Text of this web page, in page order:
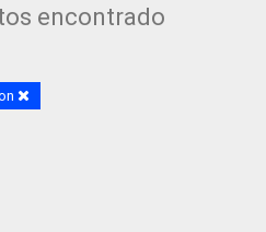
encontrado